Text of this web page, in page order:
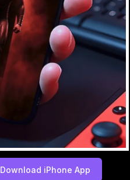
Download iPhone App